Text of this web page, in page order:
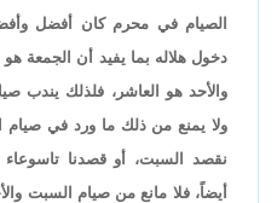
الصيام في محرم كان أفضل
دخول هلاله بما يفيد أن الجمعة
والأحد هو العاشر، فلذلك يندب
ولا يمنع من ذلك ما ورد في صيام
نقصد السبت، أو قصدنا
أيضاً، فلا مانع من صيام السبت